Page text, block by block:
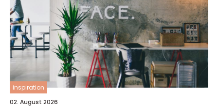
inspiration
02. August 2026